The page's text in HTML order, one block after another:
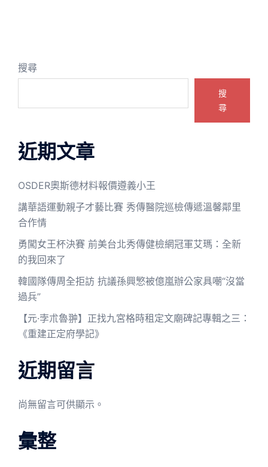
搜尋
搜
尋
近期文章
OSDER奧斯德材料報價遵義小王
講華語運動親子才藝比賽 秀傳醫院巡檢傳遞溫馨鄰里
合作情
勇闖女王杯決賽 前美台北秀傳健檢網冠軍艾瑪：全新
的我回來了
韓國隊傳周全拒訪 抗議孫興慜被億嵐辦公家具嘲“沒當
過兵”
【元·孛朮魯翀】正找九宮格時租定文廟碑記專輯之三：
《重建正定府學記》
近期留言
尚無留言可供顯示。
彙整